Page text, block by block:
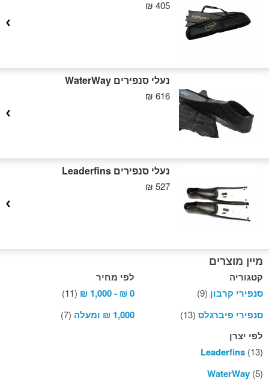
405 ₪
נעלי סנפירים WaterWay
616 ₪
נעלי סנפירים Leaderfins
527 ₪
מיין מוצרים
קטגוריה
סנפירי קרבון (9)
סנפירי פיברגלס (13)
לפי מחיר
0 ₪
-
1,000 ₪
(11)
1,000 ₪ ומעלה (7)
לפי יצרן
Leaderfins (13)
WaterWay (5)